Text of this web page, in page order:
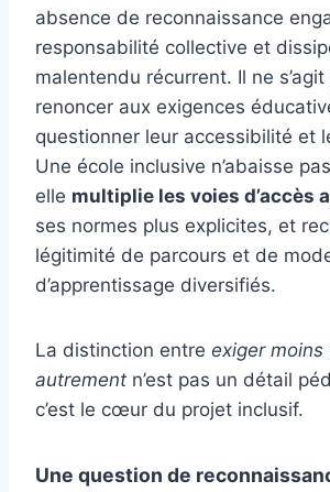
absence de reconnaissance
responsabilité collective et
malentendu récurrent. Il ne
renoncer aux exigences
questionner leur accessibilité et
Une école inclusive n’abaisse
elle multiplie les voies d’accès
ses normes plus explicites, et
légitimité de parcours et de
d’apprentissage diversifiés.
La distinction entre exiger moins
autrement n’est pas un détail
c’est le cœur du projet inclusif.
Une question de